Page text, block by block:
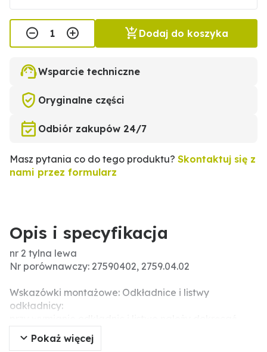
Dodaj do koszyka
Wsparcie techniczne
Oryginalne części
Odbiór zakupów 24/7
Masz pytania co do tego produktu? Skontaktuj się z
nami przez formularz
Opis i specyfikacja
nr 2 tylna lewa
Nr porównawczy: 27590402, 2759.04.02
Wskazówki montażowe: Odkładnice i listwy
odkładnicy:
śruby na zmianę, żeby uniknąć napięcia i ostatecznie
złamania elementów roboczych. Do wyrównania
Pokaż więcej